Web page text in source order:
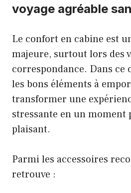
voyage agréable
Le confort en cabine est
majeure, surtout lors des
correspondance. Dans ce
les bons éléments à
transformer une
stressante en un moment
plaisant.
Parmi les accessoires
retrouve :